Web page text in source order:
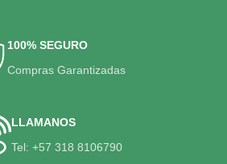
100% SEGURO
Compras Garantizadas
LLAMANOS
Tel: +57 318 8106790